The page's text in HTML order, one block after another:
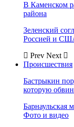
В Каменском
района
Зеленский
Россией и
Prev Next
Происшествия
Бастрыкин
которую
Барнаульская
Фото и видео